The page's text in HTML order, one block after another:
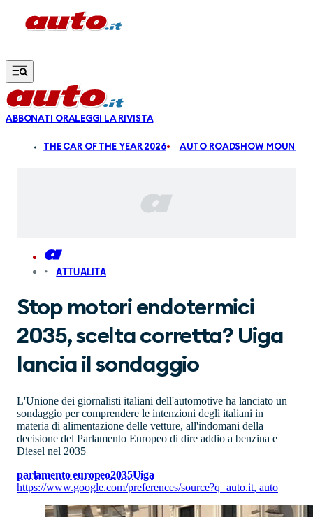
Vai al contenuto principale
ABBONATI ORALEGGI LA RIVISTA
THE CAR OF THE YEAR 2026 AUTO ROADSHOW
ATTUALITA
Stop motori endotermici
2035, scelta corretta? Uiga
lancia il sondaggio
L'Unione dei giornalisti italiani dell'automotive ha lanciato un
sondaggio per comprendere le intenzioni degli italiani in
materia di alimentazione delle vetture, all'indomani della
decisione del Parlamento Europeo di dire addio a benzina e
Diesel nel 2035
parlamento europeo2035Uiga
https://www.google.com/preferences/source?q=auto.it, auto